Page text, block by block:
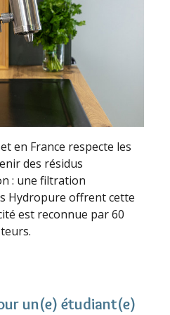
en France respecte les
des résidus
: une filtration
Hydropure offrent cette
est reconnue par 60
un(e) étudiant(e)